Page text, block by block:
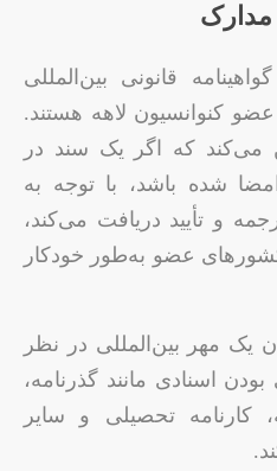
مدارک
قانونی بین‌المللی
کنوانسیون لاهه هستند.
می‌کند که اگر یک سند در
شده باشد، با توجه به
و تأیید دریافت می‌کند،
عضو به‌طور خودکار
یک مهر بین‌المللی در نظر
اسنادی مانند گذرنامه،
کارنامه تحصیلی و سایر